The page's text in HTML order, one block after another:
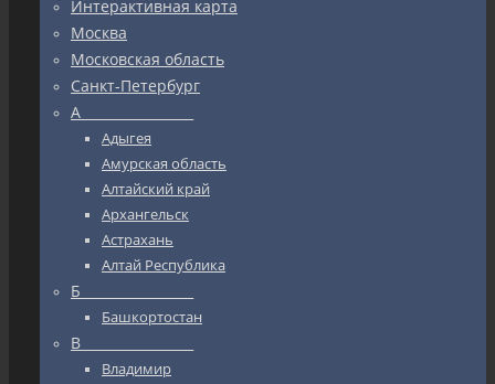
Интерактивная карта
Москва
Московская область
Санкт-Петербург
А_________________
Адыгея
Амурская область
Алтайский край
Архангельск
Астрахань
Алтай Республика
Б_________________
Башкортостан
В_________________
Владимир